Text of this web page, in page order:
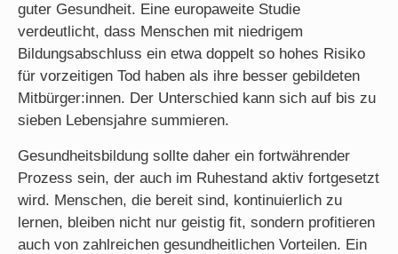
guter Gesundheit. Eine europaweite Studie
verdeutlicht, dass Menschen mit niedrigem
Bildungsabschluss ein etwa doppelt so hohes Risiko
für vorzeitigen Tod haben als ihre besser gebildeten
Mitbürger:innen. Der Unterschied kann sich auf bis zu
sieben Lebensjahre summieren.
Gesundheitsbildung sollte daher ein fortwährender
Prozess sein, der auch im Ruhestand aktiv fortgesetzt
wird. Menschen, die bereit sind, kontinuierlich zu
lernen, bleiben nicht nur geistig fit, sondern profitieren
auch von zahlreichen gesundheitlichen Vorteilen. Ein